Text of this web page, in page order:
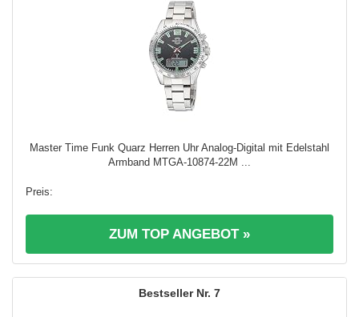
Master Time Funk Quarz Herren Uhr Analog-Digital mit Edelstahl
Armband MTGA-10874-22M ...
ZUM TOP ANGEBOT »
7